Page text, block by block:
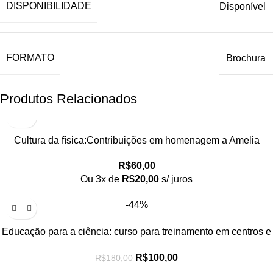
DISPONIBILIDADE Disponível
FORMATO Brochura
Produtos Relacionados
Cultura da física:Contribuições em homenagem a Amelia
R$60,00
Ou 3x de R$20,00 s/ juros
-44%
Educação para a ciência: curso para treinamento em centros e
R$180,00 R$100,00